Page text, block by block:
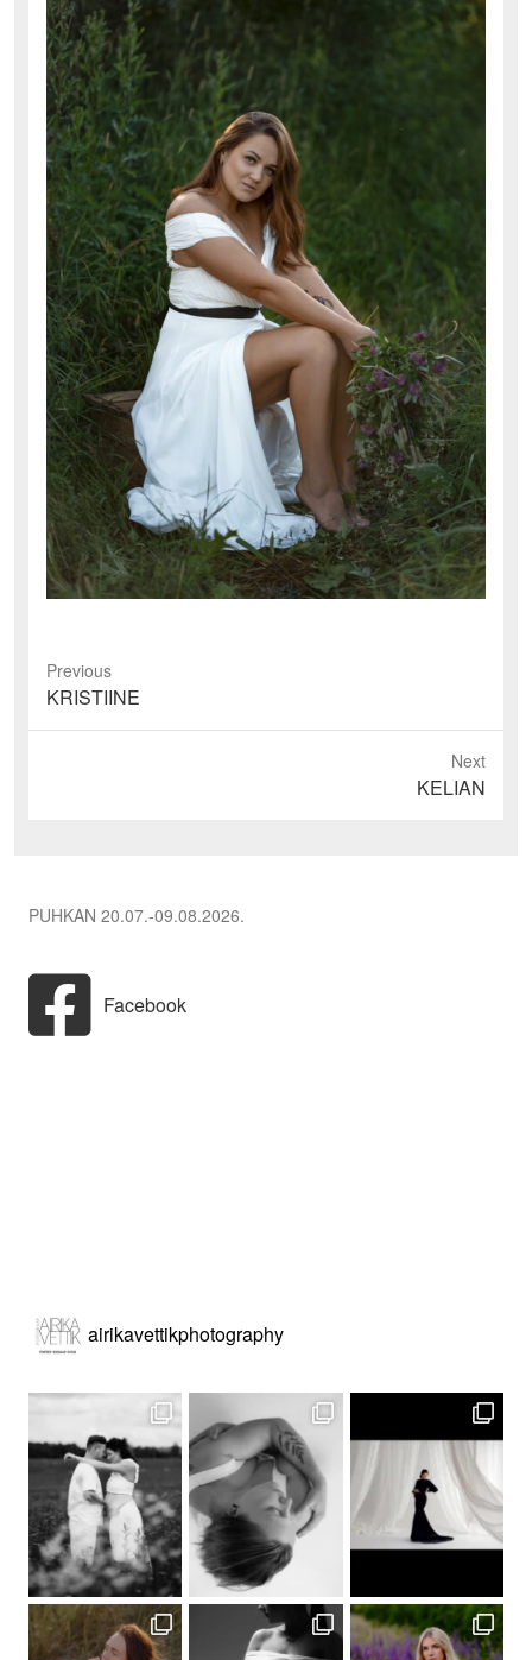
Previous
Previous
post:
KRISTIINE
Next
KELIAN
PUHKAN 20.07.-09.08.2026.
Facebook
airikavettikphotography